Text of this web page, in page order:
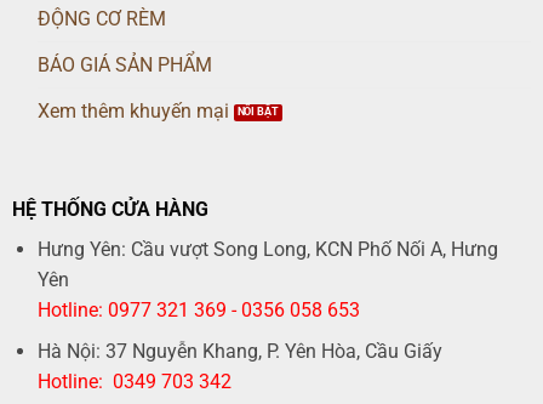
ĐỘNG CƠ RÈM
BÁO GIÁ SẢN PHẨM
Xem thêm khuyến mại
HỆ THỐNG CỬA HÀNG
Hưng Yên: Cầu vượt Song Long, KCN Phố Nối A, Hưng
Yên
Hotline: 0977 321 369 - 0356 058 653
Hà Nội: 37 Nguyễn Khang, P. Yên Hòa, Cầu Giấy
Hotline: 0349 703 342